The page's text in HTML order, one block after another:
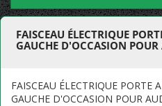
FAISCEAU ÉLECTRIQUE
GAUCHE D'OCCASION
FAISCEAU ÉLECTRIQUE PORTE
GAUCHE D'OCCASION POUR